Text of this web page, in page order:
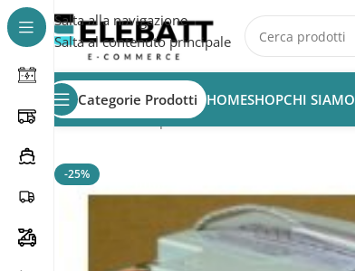
Salta alla navigazione
Salta al contenuto principale
Categorie Prodotti HOMESHOPCHI SIAMO
Home/Batterie per Nautica
-25%